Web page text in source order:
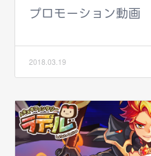
プロモーション動画
2018.03.19